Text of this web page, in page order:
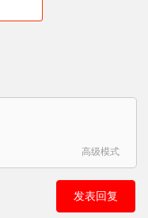
高级模式
发表回复